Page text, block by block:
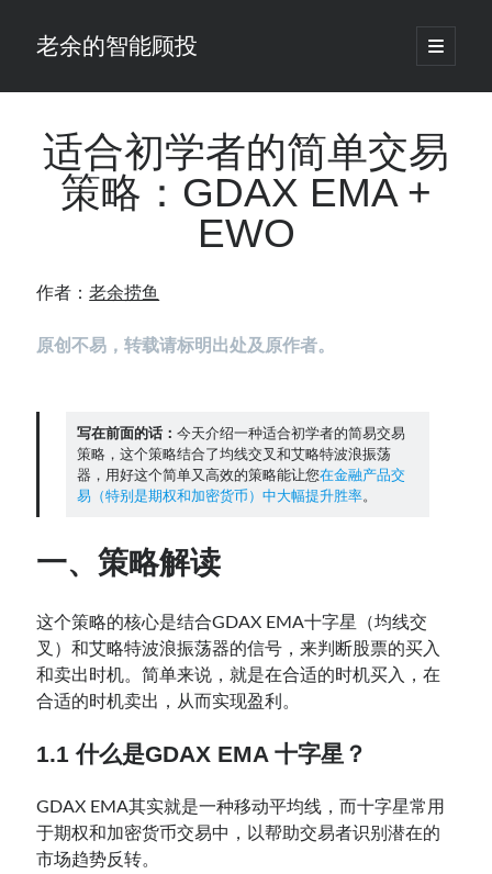
老余的智能顾投
open
primary
Sidebar
最新发表 ：
仓位大小背后的数学：为什么胜率40%的策略，能比胜率60%的更赚钱
为什么说每年6月底是罗素2000最干净的套利窗口？
老余看市：长鑫4万亿，A股却蒸发12.4万亿
怎么把TradingView上的裸指标拆成可回测的交易规则：成交量差值背离
涨了怕踏空、跌了怕深套？这个模型把NVDA两次恐慌底都抓住了（附
源代码）
网站备案号：鄂ICP备2024064768号
适合初学者的简单交易
策略：GDAX EMA +
EWO
作者：老余捞鱼
原创不易，转载请标明出处及原作者。
写在前面的话： 今天介绍一种适合初学者的简易交易
策略，这个策略结合了均线交叉和艾略特波浪振荡
器，用好这个简单又高效的策略能让您在金融产品交
易（特别是期权和加密货币）中大幅提升胜率。
一、策略解读
这个策略的核心是结合GDAX EMA十字星（均线交
叉）和艾略特波浪振荡器的信号，来判断股票的买入
和卖出时机。简单来说，就是在合适的时机买入，在
合适的时机卖出，从而实现盈利。
1.1 什么是GDAX EMA 十字星？
GDAX EMA其实就是一种移动平均线，而十字星常用
于期权和加密货币交易中，以帮助交易者识别潜在的
市场趋势反转。